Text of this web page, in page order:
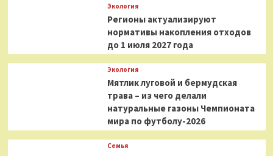
Экология
Регионы актуализируют
нормативы накопления отходов
до 1 июля 2027 года
Экология
Мятлик луговой и бермудская
трава – из чего делали
натуральные газоны Чемпионата
мира по футболу-2026
Семья